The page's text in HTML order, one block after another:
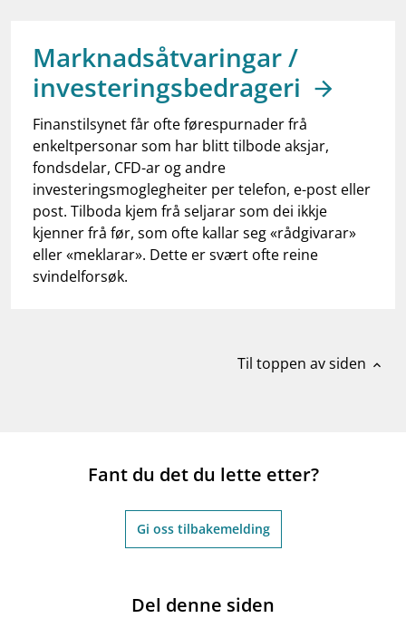
dashboardInformasjon for investorer
notifications_noneAbonner på nyhetsvarsel
Marknadsåtvaringar /
investeringsbedrageri
Finanstilsynet får ofte førespurnader frå
enkeltpersonar som har blitt tilbode aksjar,
fondsdelar, CFD-ar og andre
investeringsmoglegheiter per telefon, e-post eller
post. Tilboda kjem frå seljarar som dei ikkje
kjenner frå før, som ofte kallar seg «rådgivarar»
eller «meklarar». Dette er svært ofte reine
svindelforsøk.
Til toppen av siden expand_less
Fant du det du lette etter?
Gi oss tilbakemelding
Del denne siden